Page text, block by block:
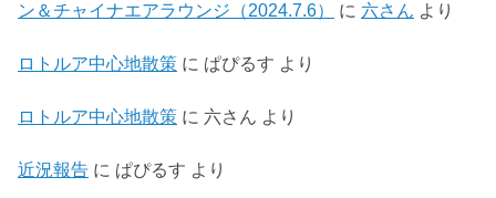
ン＆チャイナエアラウンジ（2024.7.6）
に 六さん より
ロトルア中心地散策 に ぱぴるす より
ロトルア中心地散策 に 六さん より
近況報告 に ぱぴるす より